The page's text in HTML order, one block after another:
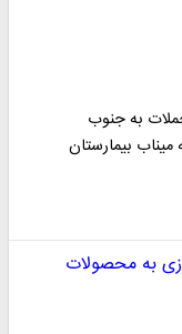
به جنوب
بیمارستان